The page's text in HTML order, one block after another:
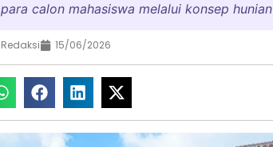
para calon mahasiswa melalui konsep
Redaksi 15/06/2026